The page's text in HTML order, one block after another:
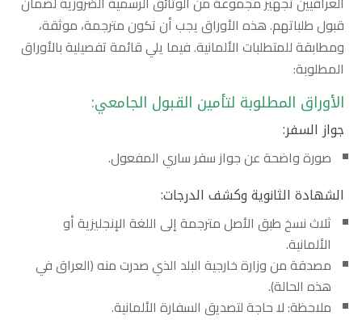
قبول طلباتهم. هذه الأوراق يجب أن تكون مترجمة، موثقة،
ومطابقة للمتطلبات الألمانية. فيما يلي قائمة تفصيلية بالأوراق
المطلوبة:
الأوراق المطلوبة لتأمين القبول الجامعي:
جواز السفر:
صورة واضحة عن جواز سفر ساري المفعول.
الشهادة الثانوية وكشف الدرجات:
ثلاث نسخ طبق الأصل مترجمة إلى اللغة الإنجليزية أو
الألمانية.
مصدقة من وزارة خارجية البلد الذي صدرت منه (العراق في
هذه الحالة).
ملاحظة: لا حاجة لتصديق السفارة الألمانية.